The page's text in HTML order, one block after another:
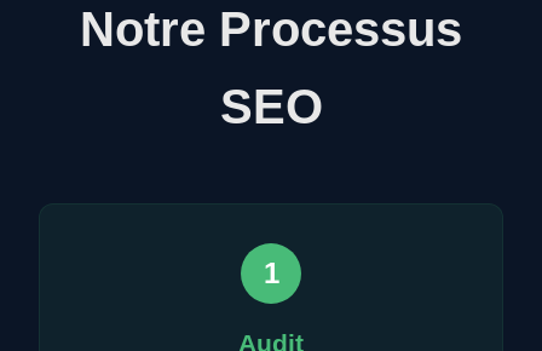
Notre Processus
SEO
1
Audit